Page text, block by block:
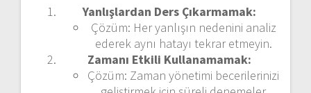
Yanlışlardan Ders Çıkarmamak:
Çözüm: Her yanlışın nedenini analiz
ederek aynı hatayı tekrar etmeyin.
Zamanı Etkili Kullanamamak:
Çözüm: Zaman yönetimi becerilerinizi